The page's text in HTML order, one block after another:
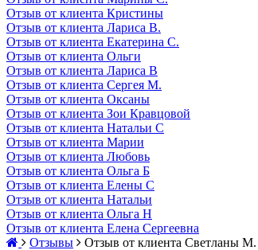
Отзыв от клиента Кристины
Отзыв от клиента Лариса В.
Отзыв от клиента Екатерина С.
Отзыв от клиента Ольги
Отзыв от клиента Лариса В
Отзыв от клиента Сергея М.
Отзыв от клиента Оксаны
Отзыв от клиента Зои Кравцовой
Отзыв от клиента Натальи С
Отзыв от клиента Марии
Отзыв от клиента Любовь
Отзыв от клиента Ольга Б
Отзыв от клиента Елены С
Отзыв от клиента Натальи
Отзыв от клиента Ольга Н
Отзыв от клиента Елена Сергеевна
Отзывы
Отзыв от клиента Светланы М.